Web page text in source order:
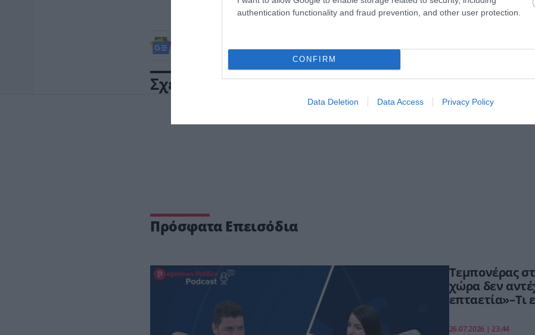
authentication functionality and fraud prevention, and other user protection.
CONFIRM
Data Deletion Data Access Privacy Policy
Σχετικά άρθρα:
Πρόσφατα Επεισόδια
Τεμπονέρας
χώρα δεν
επταετία»–Τι
26.07.2026 | 23:44